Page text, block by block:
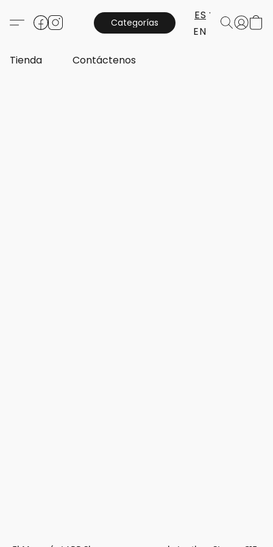
Categorías
ES
EN
Tienda Contáctenos